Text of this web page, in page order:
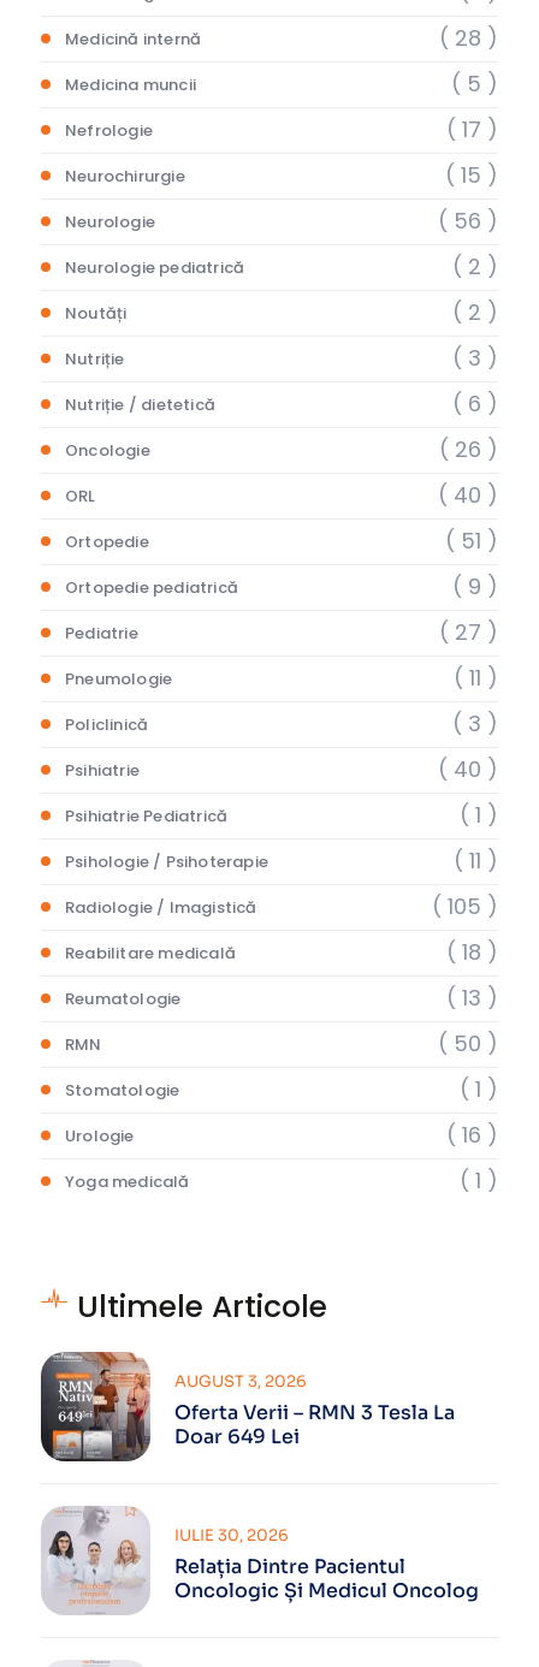
Medicină internă ( 28 )
Medicina muncii ( 5 )
Nefrologie ( 17 )
Neurochirurgie ( 15 )
Neurologie ( 56 )
Neurologie pediatrică ( 2 )
Noutăți ( 2 )
Nutriție ( 3 )
Nutriție / dietetică ( 6 )
Oncologie ( 26 )
ORL ( 40 )
Ortopedie ( 51 )
Ortopedie pediatrică ( 9 )
Pediatrie ( 27 )
Pneumologie ( 11 )
Policlinică ( 3 )
Psihiatrie ( 40 )
Psihiatrie Pediatrică ( 1 )
Psihologie / Psihoterapie ( 11 )
Radiologie / Imagistică ( 105 )
Reabilitare medicală ( 18 )
Reumatologie ( 13 )
RMN ( 50 )
Stomatologie ( 1 )
Urologie ( 16 )
Yoga medicală ( 1 )
Ultimele Articole
Oferta Verii – RMN 3 Tesla La
Doar 649 Lei
AUGUST 3, 2026
Relația Dintre Pacientul
Oncologic Și Medicul Oncolog
IULIE 30, 2026